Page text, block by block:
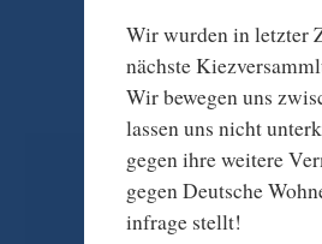
Wir wurden in letzter
nächste
Wir bewegen uns
lassen uns nicht
gegen ihre weitere
gegen Deutsche
infrage stellt!